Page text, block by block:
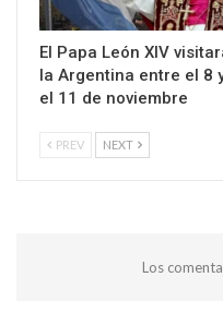
El Papa León XIV
la Argentina entre el 8
el 11 de noviembre
PREV NEXT
Los